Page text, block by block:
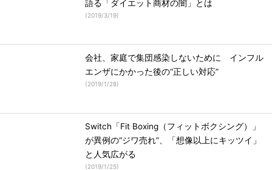
語る「ダイエット商材の闇」とは
(2019/3/19)
会社、家庭で集団感染しないために インフル
エンザにかかった後の“正しい対応”
(2019/1/28)
Switch「Fit Boxing（フィットボクシング）」
が異例の“ジワ売れ”、「想像以上にキッツイ」
と人気広がる
(2019/1/25)